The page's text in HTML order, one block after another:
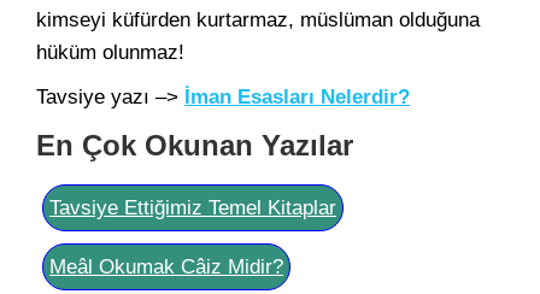
kimseyi küfürden kurtarmaz, müslüman olduğuna
hüküm olunmaz!
Tavsiye yazı –> İman Esasları Nelerdir?
En Çok Okunan Yazılar
Tavsiye Ettiğimiz Temel Kitaplar
Meâl Okumak Câiz Midir?